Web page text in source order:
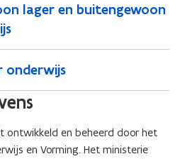
lager en buitengewoon
onderwijs
ontwikkeld en beheerd door het
en Vorming. Het ministerie